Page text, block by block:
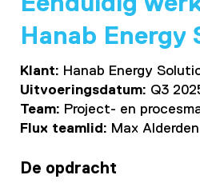
Hanab Energy
Klant: Hanab Energy
Uitvoeringsdatum: Q3
Team: Project- en
Flux teamlid: Max Alderden
De opdracht